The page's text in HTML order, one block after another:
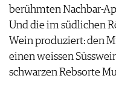
berühmten Nachbar-
Und die im südlichen
Wein produziert: den
einen weissen
schwarzen Rebsorte